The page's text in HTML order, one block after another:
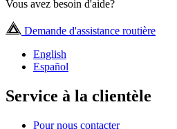
Vous avez besoin d'aide?
Demande d'assistance routière
English
Español
Service à la clientèle
Pour nous contacter